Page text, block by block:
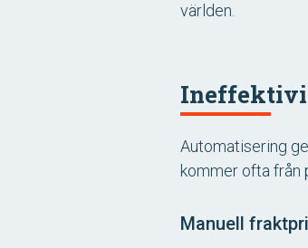
världen.
Automatisering
kommer ofta från
Manuell